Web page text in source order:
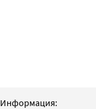
Информация: